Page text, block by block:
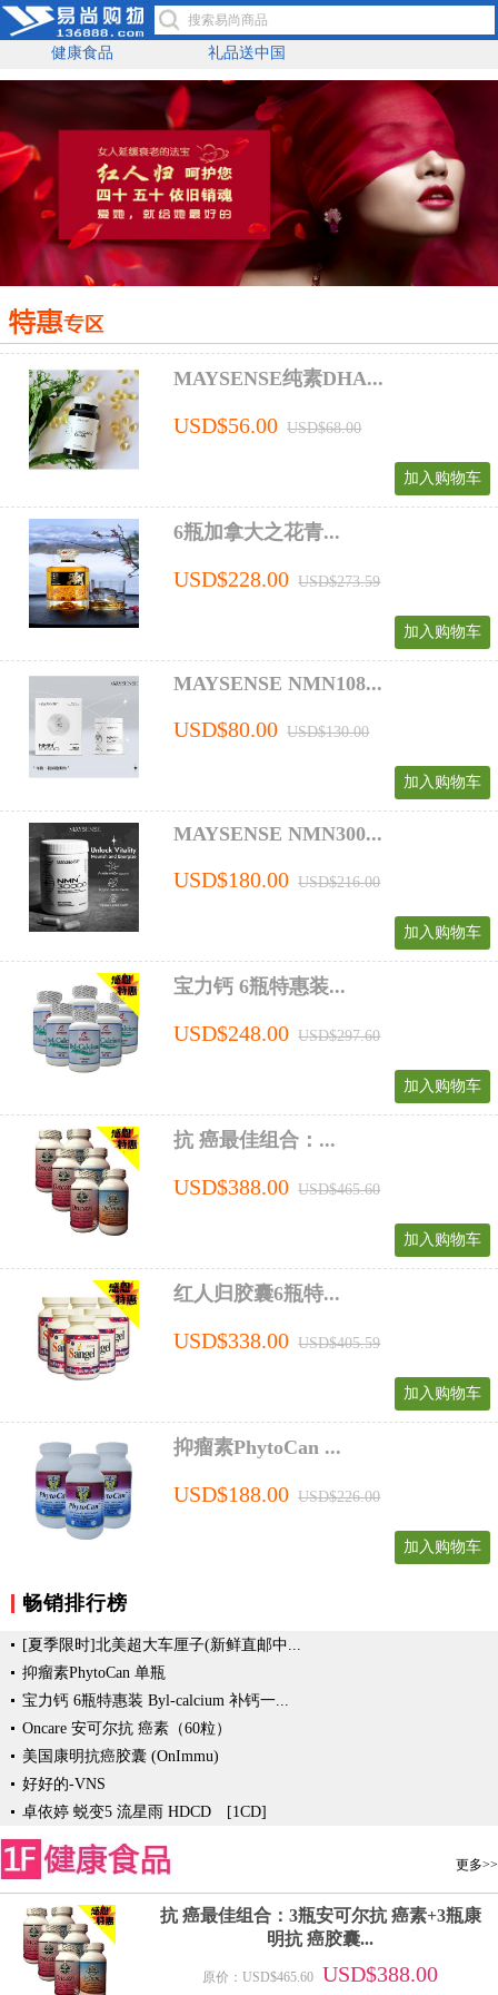
健康食品 礼品送中国
MAYSENSE纯素DHA...
USD$56.00 USD$68.00
加入购物车
6瓶加拿大之花青...
USD$228.00 USD$273.59
加入购物车
MAYSENSE NMN108...
USD$80.00 USD$130.00
加入购物车
MAYSENSE NMN300...
USD$180.00 USD$216.00
加入购物车
宝力钙 6瓶特惠装...
USD$248.00 USD$297.60
加入购物车
抗 癌最佳组合：...
USD$388.00 USD$465.60
加入购物车
红人归胶囊6瓶特...
USD$338.00 USD$405.59
加入购物车
抑瘤素PhytoCan ...
USD$188.00 USD$226.00
加入购物车
畅销排行榜
[夏季限时]北美超大车厘子(新鲜直邮中...
抑瘤素PhytoCan 单瓶
宝力钙 6瓶特惠装 Byl-calcium 补钙一...
Oncare 安可尔抗 癌素（60粒）
美国康明抗癌胶囊 (OnImmu)
好好的-VNS
卓依婷 蜕变5 流星雨 HDCD [1CD]
更多>>
抗 癌最佳组合：3瓶安可尔抗 癌素+3瓶康
明抗 癌胶囊...
原价：USD$465.60 USD$388.00